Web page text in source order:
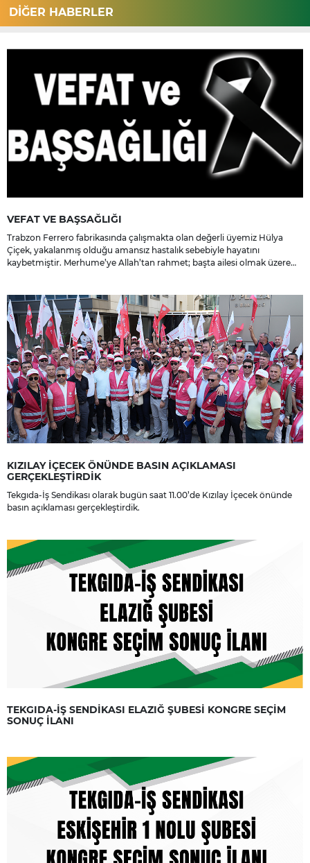
DİĞER HABERLER
VEFAT VE BAŞSAĞLIĞI
Trabzon Ferrero fabrikasında çalışmakta olan değerli üyemiz Hülya
Çiçek, yakalanmış olduğu amansız hastalık sebebiyle hayatını
kaybetmiştir. Merhume’ye Allah’tan rahmet; başta ailesi olmak üzere
KIZILAY İÇECEK ÖNÜNDE BASIN AÇIKLAMASI
GERÇEKLEŞTİRDİK
Tekgıda-İş Sendikası olarak bugün saat 11.00’de Kızılay İçecek önünde
basın açıklaması gerçekleştirdik.
TEKGIDA-İŞ SENDİKASI ELAZIĞ ŞUBESİ KONGRE SEÇİM
SONUÇ İLANI